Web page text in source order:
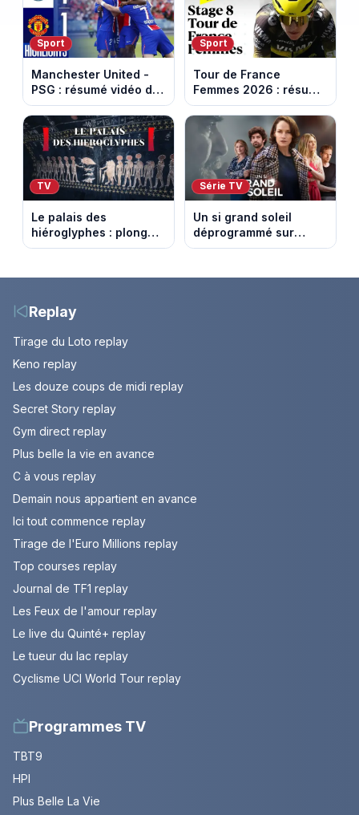
Sport
Manchester United -
PSG : résumé vidéo du
match amical du 8 août
2026
Sport
Tour de France
Femmes 2026 : résumé
vidéo de la 9e étape
entre Sisteron et Nice
TV
Le palais des
hiéroglyphes : plongez
dans la tombe
les archéologues
Série TV
Un si grand soleil
déprogrammé sur
France 3 : cinq
diffusés le 13 août
Replay
Tirage du Loto replay
Keno replay
Les douze coups de midi replay
Secret Story replay
Gym direct replay
Plus belle la vie en avance
C à vous replay
Demain nous appartient en avance
Ici tout commence replay
Tirage de l'Euro Millions replay
Top courses replay
Journal de TF1 replay
Les Feux de l'amour replay
Le live du Quinté+ replay
Le tueur du lac replay
Cyclisme UCI World Tour replay
Programmes TV
TBT9
HPI
Plus Belle La Vie